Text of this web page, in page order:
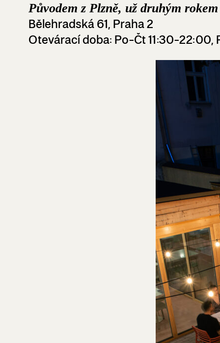
Původem z Plzně, už druhým
Bělehradská 61, Praha 2
Otevárací doba: Po-Čt 11:30-22:00,